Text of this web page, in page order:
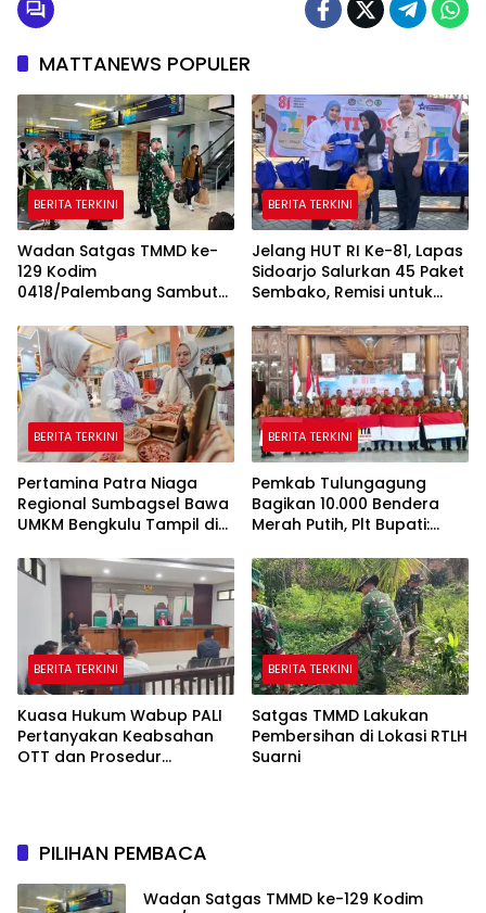
MATTANEWS POPULER
BERITA TERKINI
Wadan Satgas TMMD ke-
129 Kodim
0418/Palembang Sambut
BERITA TERKINI
Jelang HUT RI Ke-81, Lapas
Sidoarjo Salurkan 45 Paket
Sembako, Remisi untuk
BERITA TERKINI
Pertamina Patra Niaga
Regional Sumbagsel Bawa
UMKM Bengkulu Tampil di
2026
BERITA TERKINI
Pemkab Tulungagung
Bagikan 10.000 Bendera
Merah Putih, Plt Bupati:
di Setiap Rumah
BERITA TERKINI
Kuasa Hukum Wabup PALI
Pertanyakan Keabsahan
OTT dan Prosedur
BERITA TERKINI
Satgas TMMD Lakukan
Pembersihan di Lokasi RTLH
Suarni
PILIHAN PEMBACA
Wadan Satgas TMMD ke-129 Kodim